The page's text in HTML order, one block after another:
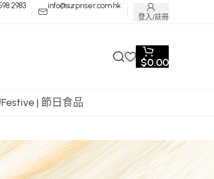
2983 info@surpriser.com.hk
登入/註冊
$0.00
Festive | 節日食品